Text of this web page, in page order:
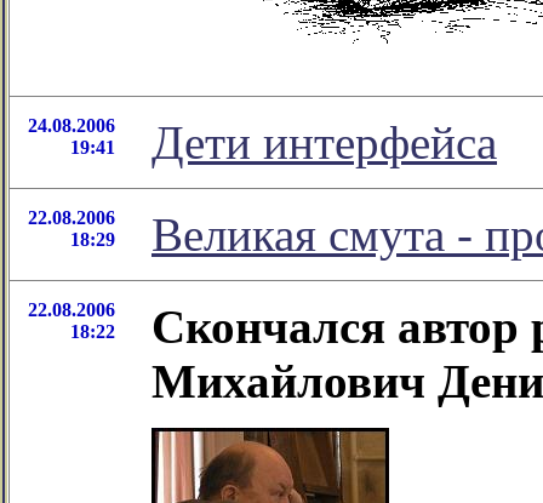
24.08.2006
19:41
Дети интерфейса
22.08.2006
18:29
Великая смута -
22.08.2006
18:22
Скончался автор
Михайлович